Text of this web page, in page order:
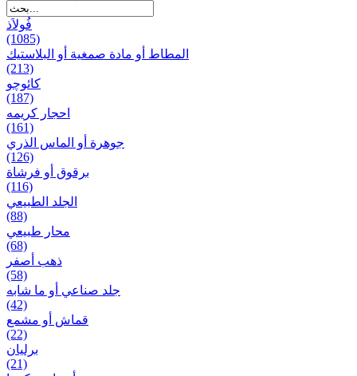
فُولاَذ
(1085)
المطاط أو مادة صمغية أو البلاستيك
(213)
کائوچو
(187)
احجار کریمه
(161)
جوهرة أو الماس الذري
(126)
برقوق أو فرشاة
(116)
الجلد الطبيعي
(88)
محار طبيعي
(68)
ذهب أصفر
(58)
جلد صناعي أو ما شابه
(42)
قماش أو مشمع
(22)
برلیان
(21)